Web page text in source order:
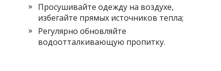
Просушивайте одежду на воздухе,
избегайте прямых источников тепла;
Регулярно обновляйте
водоотталкивающую пропитку.